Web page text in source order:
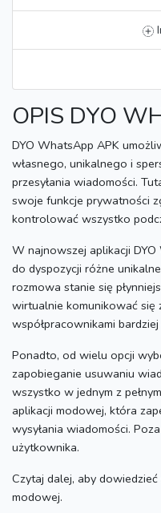
OPIS DYO
DYO WhatsApp APK
własnego, unikalnego i
przesyłania wiadomości.
swoje funkcje prywatności
kontrolować wszystko
W najnowszej aplikacji
do dyspozycji różne
rozmowa stanie się
wirtualnie komunikować się
współpracownikami
Ponadto, od wielu opcji
zapobieganie usuwaniu
wszystko w jednym z
aplikacji modowej, która
wysyłania wiadomości.
użytkownika.
Czytaj dalej, aby
modowej.